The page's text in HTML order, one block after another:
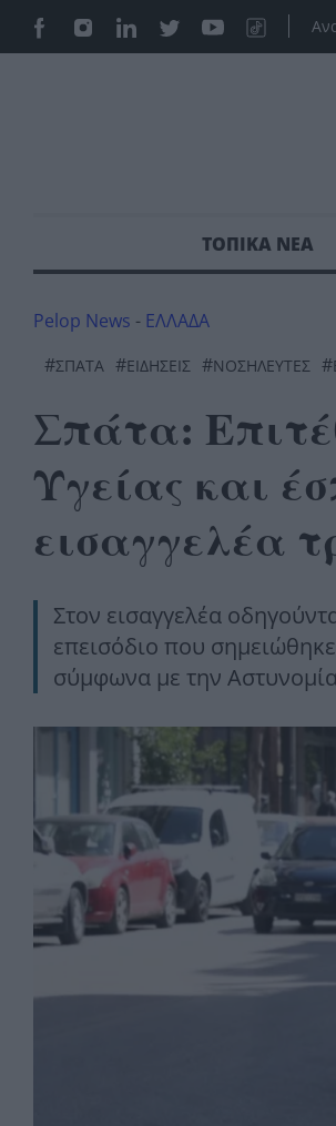
ΤΟΠΙΚΑ ΝΕΑ
Pelop News - ΕΛΛΑΔΑ
#ΣΠΆΤΑ #ΕΙΔΗΣΕΙΣ #ΝΟΣΗΛΕΥΤΕΣ #
Σπάτα:
Υγείας και
εισαγγελέα
Στον εισαγγελέα
επεισόδιο που
σύμφωνα με την